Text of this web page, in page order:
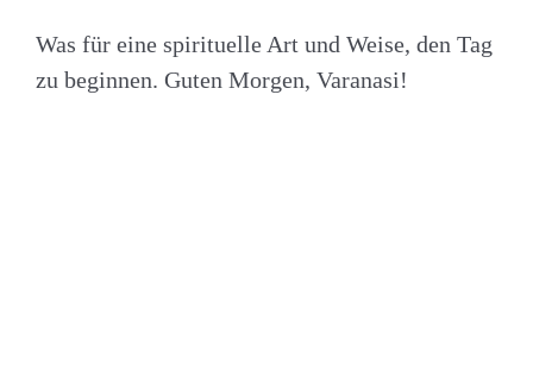
Was für eine spirituelle Art und Weise, den Tag
zu beginnen. Guten Morgen, Varanasi!